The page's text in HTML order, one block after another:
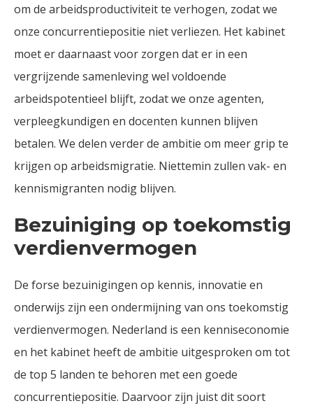
om de arbeidsproductiviteit te verhogen, zodat we
onze concurrentiepositie niet verliezen. Het kabinet
moet er daarnaast voor zorgen dat er in een
vergrijzende samenleving wel voldoende
arbeidspotentieel blijft, zodat we onze agenten,
verpleegkundigen en docenten kunnen blijven
betalen. We delen verder de ambitie om meer grip te
krijgen op arbeidsmigratie. Niettemin zullen vak- en
kennismigranten nodig blijven.
Bezuiniging op toekomstig
verdienvermogen
De forse bezuinigingen op kennis, innovatie en
onderwijs zijn een ondermijning van ons toekomstig
verdienvermogen. Nederland is een kenniseconomie
en het kabinet heeft de ambitie uitgesproken om tot
de top 5 landen te behoren met een goede
concurrentiepositie. Daarvoor zijn juist dit soort